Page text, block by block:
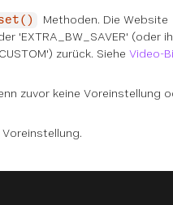
Methoden. Die Website
'EXTRA_BW_SAVER' (oder
zurück. Siehe Video-
zuvor keine Voreinstellung